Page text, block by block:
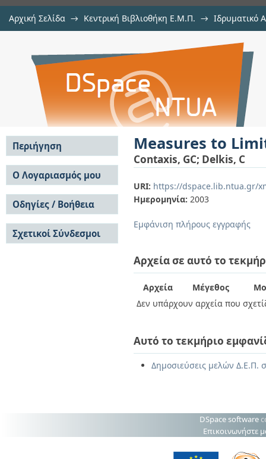
Αρχική Σελίδα → Κεντρική Βιβλιοθήκη Ε.Μ.Π. → Ιδρυματικό
Measures to Limit Greenhouse
Measures to
Contaxis, GC; Delkis, C
URI: https://dspace.lib.ntua.gr/
Ημερομηνία: 2003
Εμφάνιση πλήρους εγγραφής
Αρχεία σε αυτό το
Αρχεία Μέγεθος
Δεν υπάρχουν αρχεία που
Αυτό το τεκμήριο
Δημοσιεύσεις μελών Δ.Ε.Π.
Περιήγηση
Σε όλο το DSpace
Κοινότητες & Συλλογές
Ανά Ημερομηνία
Έκδοσης
Συγγραφείς
Τίτλοι
Θέματα
Ο Λογαριασμός μου
Σύνδεση
Εγγραφή
Οδηγίες / Βοήθεια
Οδηγίες Υποβολής
Οδηγίες Χρήσης ΙΑ
Συχνές Ερωτήσεις
Σχετικοί Σύνδεσμοι
DSpace software
Επικοινωνήστε